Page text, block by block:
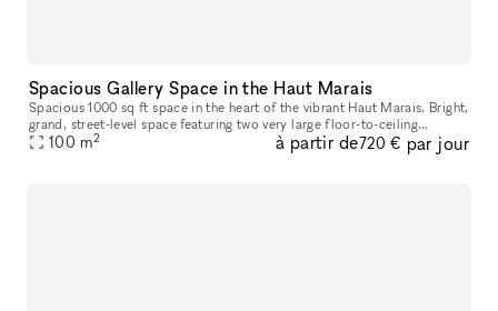
Spacious Gallery Space in the Haut Marais
Spacious 1000 sq ft space in the heart of the vibrant Haut Marais. Bright,
grand, street-level space featuring two very large floor-to-ceiling
windows that open directly onto the street, offering str
100 m2 à partir de720 € par jour